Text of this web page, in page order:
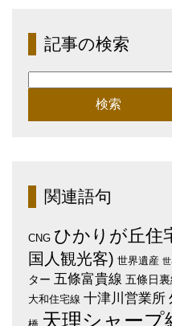
記事の検索
索:
関連語句
CNG ひかりが丘住
国人観光客) 世界遺産
ター 五條富貴線 五條日裏
大和住宅線 十津川営業所
天理シャープ